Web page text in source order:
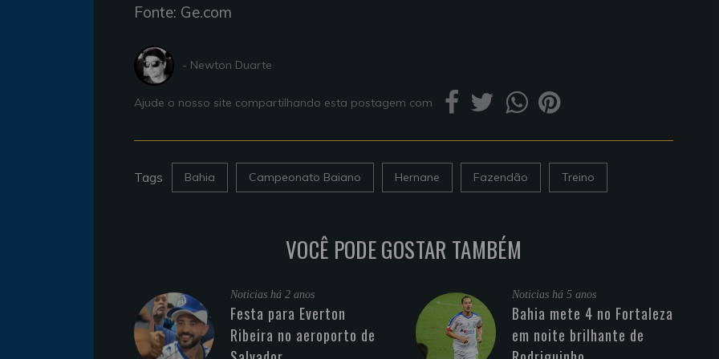
Fonte: Ge.com
- Newton Duarte
Ajude o nosso site compartilhando esta postagem com
Tags Bahia Campeonato Baiano Hernane Fazendão Treino
VOCÊ PODE GOSTAR TAMBÉM
Noticias há 2 anos
Festa para Everton
Ribeira no aeroporto de
Noticias há 5 anos
Bahia mete 4 no Fortaleza
em noite brilhante de